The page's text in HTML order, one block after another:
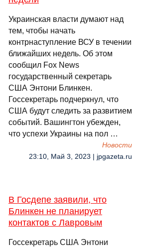
Украинская власти думают над
тем, чтобы начать
контрнаступление ВСУ в течении
ближайших недель. Об этом
сообщил Fox News
государственный секретарь
США Энтони Блинкен.
Госсекретарь подчеркнул, что
США будут следить за развитием
событий. Вашингтон убежден,
что успехи Украины на пол …
Новости
23:10, Май 3, 2023 | jpgazeta.ru
В Госдепе заявили, что
Блинкен не планирует
контактов с Лавровым
Госсекретарь США Энтони